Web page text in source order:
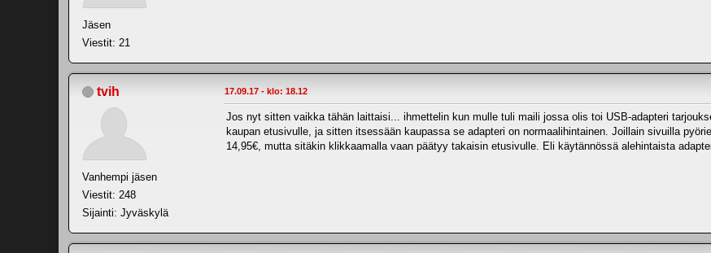
Jäsen
Viestit: 21
tvih
Vanhempi jäsen
Viestit: 248
Sijainti: Jyväskylä
17.09.17 - klo: 18.12
Jos nyt sitten vaikka tähän laittaisi... ihmettelin kun mulle tuli maili jossa olis toi USB-adapteri
kaupan etusivulle, ja sitten itsessään kaupassa se adapteri on normaalihintainen. Joillain sivuilla
14,95€, mutta sitäkin klikkaamalla vaan päätyy takaisin etusivulle. Eli käytännössä alehintaista